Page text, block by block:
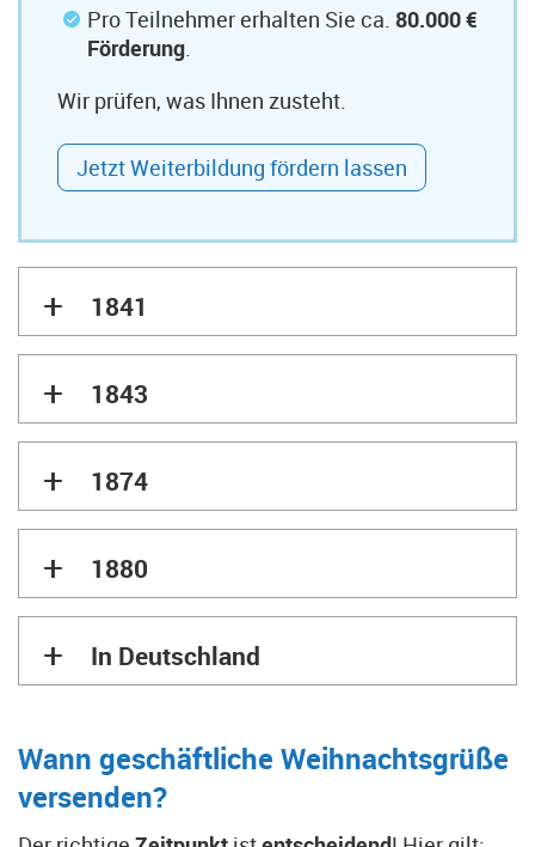
Pro Teilnehmer erhalten Sie ca. 80.000 €
Förderung.
Wir prüfen, was Ihnen zusteht.
Jetzt Weiterbildung fördern lassen
+ 1841
+ 1843
+ 1874
+ 1880
+ In Deutschland
Wann geschäftliche Weihnachtsgrüße
versenden?